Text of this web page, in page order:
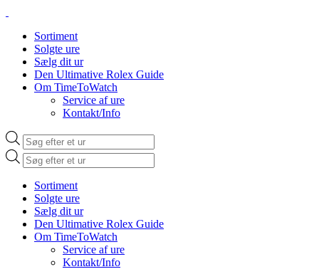
Sortiment
Solgte ure
Sælg dit ur
Den Ultimative Rolex Guide
Om TimeToWatch
Service af ure
Kontakt/Info
Products
search
Products
search
Sortiment
Solgte ure
Sælg dit ur
Den Ultimative Rolex Guide
Om TimeToWatch
Service af ure
Kontakt/Info